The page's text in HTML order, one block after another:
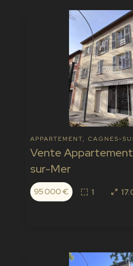
APPARTEMENT, CAGNES-
Vente
sur-Mer
95 000 € 1